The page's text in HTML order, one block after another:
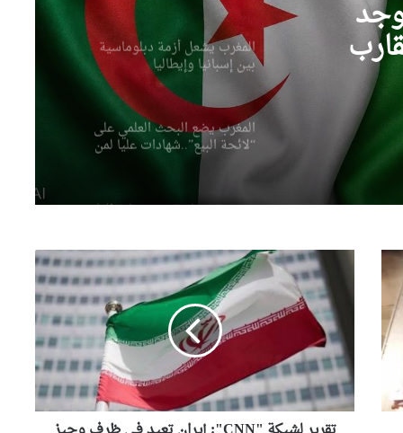
المغرب يشعل أزمة دبلوماسية
بين إسبانيا وإيطاليا
المغرب يضع البحث العلمي على
“لائحة البيع”..شهادات عليا لمن
يملك المال فقط
صحيفة إسبانية: مخزونات الغاز
منذ عام 2011
بريطانيا تستثمر ملياري جنيه في
نظام تدريب عسكري شبيه بلعبة
“فورتنايت” متطورة
رئيس الجمهورية يعزي عائلة
الشيخ سعيد الحاج محمد بن
إبراهيم “كعباش”
تقرير
"CNN":
إيران
تعيد
في
ظرف
وجيز
تأهيل
قواعدها